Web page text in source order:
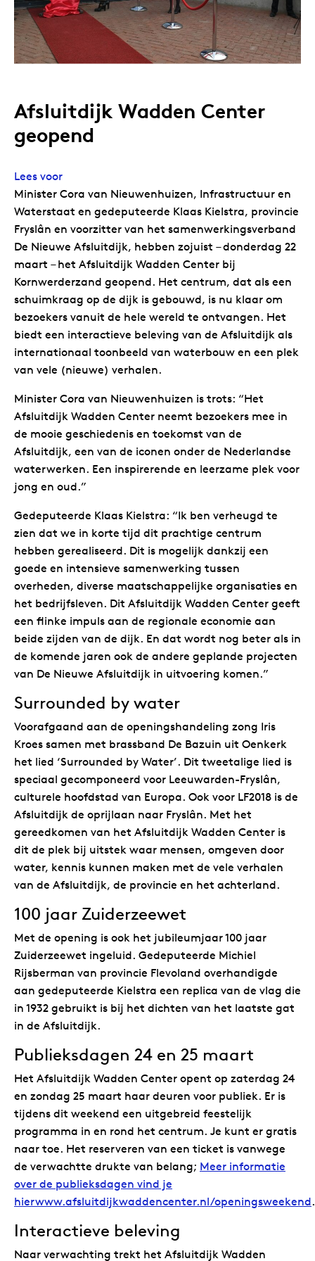
Afsluitdijk Wadden Center
geopend
Lees voor
Minister Cora van Nieuwenhuizen, Infrastructuur en
Waterstaat en gedeputeerde Klaas Kielstra, provincie
Fryslân en voorzitter van het samenwerkingsverband
De Nieuwe Afsluitdijk, hebben zojuist – donderdag 22
maart – het Afsluitdijk Wadden Center bij
Kornwerderzand geopend. Het centrum, dat als een
schuimkraag op de dijk is gebouwd, is nu klaar om
bezoekers vanuit de hele wereld te ontvangen. Het
biedt een interactieve beleving van de Afsluitdijk als
internationaal toonbeeld van waterbouw en een plek
van vele (nieuwe) verhalen.
Minister Cora van Nieuwenhuizen is trots: “Het
Afsluitdijk Wadden Center neemt bezoekers mee in
de mooie geschiedenis en toekomst van de
Afsluitdijk, een van de iconen onder de Nederlandse
waterwerken. Een inspirerende en leerzame plek voor
jong en oud.”
Gedeputeerde Klaas Kielstra: “Ik ben verheugd te
zien dat we in korte tijd dit prachtige centrum
hebben gerealiseerd. Dit is mogelijk dankzij een
goede en intensieve samenwerking tussen
overheden, diverse maatschappelijke organisaties en
het bedrijfsleven. Dit Afsluitdijk Wadden Center geeft
een flinke impuls aan de regionale economie aan
beide zijden van de dijk. En dat wordt nog beter als in
de komende jaren ook de andere geplande projecten
van De Nieuwe Afsluitdijk in uitvoering komen.”
Surrounded by water
Voorafgaand aan de openingshandeling zong Iris
Kroes samen met brassband De Bazuin uit Oenkerk
het lied ‘Surrounded by Water’. Dit tweetalige lied is
speciaal gecomponeerd voor Leeuwarden-Fryslân,
culturele hoofdstad van Europa. Ook voor LF2018 is de
Afsluitdijk de oprijlaan naar Fryslân. Met het
gereedkomen van het Afsluitdijk Wadden Center is
dit de plek bij uitstek waar mensen, omgeven door
water, kennis kunnen maken met de vele verhalen
van de Afsluitdijk, de provincie en het achterland.
100 jaar Zuiderzeewet
Met de opening is ook het jubileumjaar 100 jaar
Zuiderzeewet ingeluid. Gedeputeerde Michiel
Rijsberman van provincie Flevoland overhandigde
aan gedeputeerde Kielstra een replica van de vlag die
in 1932 gebruikt is bij het dichten van het laatste gat
in de Afsluitdijk.
Publieksdagen 24 en 25 maart
Het Afsluitdijk Wadden Center opent op zaterdag 24
en zondag 25 maart haar deuren voor publiek. Er is
tijdens dit weekend een uitgebreid feestelijk
programma in en rond het centrum. Je kunt er gratis
naar toe. Het reserveren van een ticket is vanwege
de verwachtte drukte van belang; Meer informatie
over de publieksdagen vind je
hierwww.afsluitdijkwaddencenter.nl/openingsweekend.
Interactieve beleving
Naar verwachting trekt het Afsluitdijk Wadden